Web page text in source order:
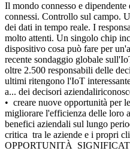
Il mondo connesso e
connessi. Controllo sul campo.
dei dati in tempo reale. I
molto attenti. Un singolo chip
dispositivo cosa può fare per
recente sondaggio globale
oltre 2.500 responsabili delle
ultimi ritengono l'IoT
a... dei decisori
• creare nuove opportunità per
migliorare l'efficienza delle loro
benefici aziendali sul lungo
critica tra le aziende e i propri
OPPORTUNITÀ